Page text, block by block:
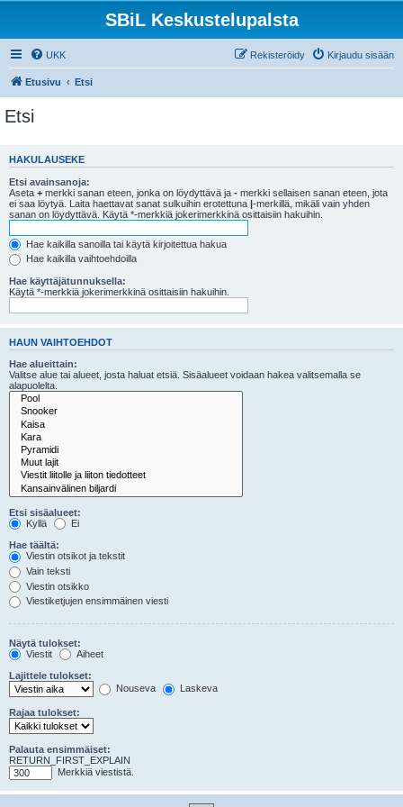
SBiL Keskustelupalsta
UKK Kirjaudu sisään
Rekisteröidy
Etusivu Etsi
Etsi
HAKULAUSEKE
Etsi avainsanoja:
Aseta + merkki sanan eteen, jonka on löydyttävä ja - merkki sellaisen sanan eteen, jota
ei saa löytyä. Laita haettavat sanat sulkuihin erotettuna |-merkillä, mikäli vain yhden
sanan on löydyttävä. Käytä *-merkkiä jokerimerkkinä osittaisiin hakuihin.
Hae kaikilla sanoilla tai käytä kirjoitettua hakua
Hae kaikilla vaihtoehdoilla
Hae käyttäjätunnuksella:
Käytä *-merkkiä jokerimerkkinä osittaisiin hakuihin.
HAUN VAIHTOEHDOT
Hae alueittain:
Valitse alue tai alueet, josta haluat etsiä. Sisäalueet voidaan hakea valitsemalla se
alapuolelta.
Etsi sisäalueet:
Kyllä
Ei
Hae täältä:
Viestin otsikot ja tekstit
Vain teksti
Viestin otsikko
Viestiketjujen ensimmäinen viesti
Näytä tulokset:
Viestit
Aiheet
Lajittele tulokset:
Nouseva
Laskeva
Rajaa tulokset:
Palauta ensimmäiset:
RETURN_FIRST_EXPLAIN
Merkkiä viestistä.